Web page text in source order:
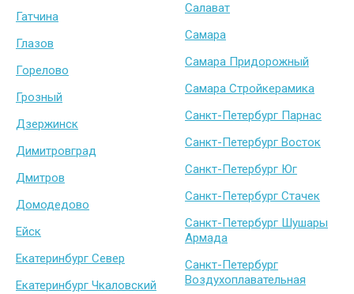
Гатчина
Глазов
Горелово
Грозный
Дзержинск
Димитровград
Дмитров
Домодедово
Ейск
Екатеринбург Север
Екатеринбург Чкаловский
Салават
Самара
Самара Придорожный
Самара Стройкерамика
Санкт-Петербург Парнас
Санкт-Петербург Восток
Санкт-Петербург Юг
Санкт-Петербург Стачек
Санкт-Петербург Шушары
Армада
Санкт-Петербург
Воздухоплавательная